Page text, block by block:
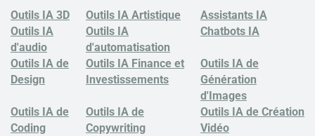
Outils IA 3D Outils IA Artistique
Assistants IA
Outils IA
d'audio
Outils IA
d'automatisation
Chatbots IA
Outils IA de
Design
Outils IA Finance et
Investissements
Outils IA de
Génération
d'Images
Outils IA de
Coding
Outils IA de
Copywriting
Outils IA de Création
Vidéo